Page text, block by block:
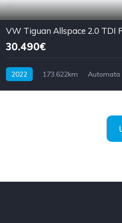
VW Tiguan Allspace 2.0 TDI
30.490€
2022 173.622km Automata